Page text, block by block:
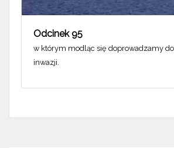
Odcinek 95
w którym modląc się doprowadzamy
inwazji.